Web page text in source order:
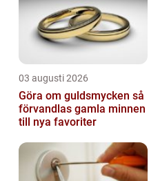
03 augusti 2026
Göra om guldsmycken så
förvandlas gamla minnen
till nya favoriter